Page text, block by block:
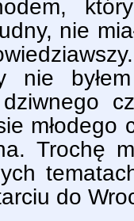
nie
nie
Trochę
do